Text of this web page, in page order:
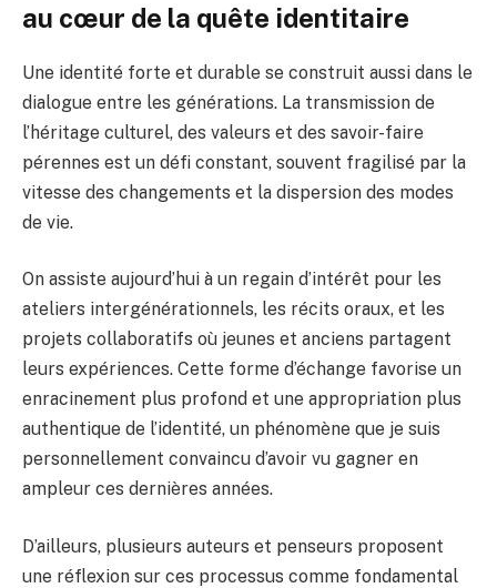
au cœur de la quête identitaire
Une identité forte et durable se construit aussi dans le
dialogue entre les générations. La transmission de
l’héritage culturel, des valeurs et des savoir-faire
pérennes est un défi constant, souvent fragilisé par la
vitesse des changements et la dispersion des modes
de vie.
On assiste aujourd’hui à un regain d’intérêt pour les
ateliers intergénérationnels, les récits oraux, et les
projets collaboratifs où jeunes et anciens partagent
leurs expériences. Cette forme d’échange favorise un
enracinement plus profond et une appropriation plus
authentique de l’identité, un phénomène que je suis
personnellement convaincu d’avoir vu gagner en
ampleur ces dernières années.
D’ailleurs, plusieurs auteurs et penseurs proposent
une réflexion sur ces processus comme fondamental